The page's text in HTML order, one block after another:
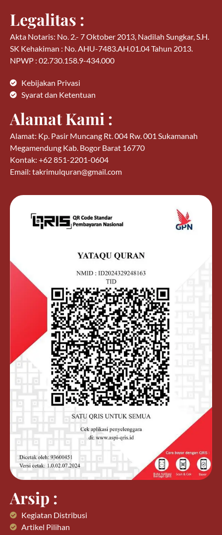
Legalitas :
Akta Notaris: No. 2.- 7 Oktober 2013, Nadilah Sungkar, S.H.
SK Kehakiman : No. AHU-7483.AH.01.04 Tahun 2013.
NPWP : 02.730.158.9-434.000
Kebijakan Privasi
Syarat dan Ketentuan
Alamat Kami :
Alamat: Kp. Pasir Muncang Rt. 004 Rw. 001 Sukamanah
Megamendung Kab. Bogor Barat 16770
Kontak: +62 851-2201-0604
Email: takrimulquran@gmail.com
Arsip :
Kegiatan Distribusi
Artikel Pilihan